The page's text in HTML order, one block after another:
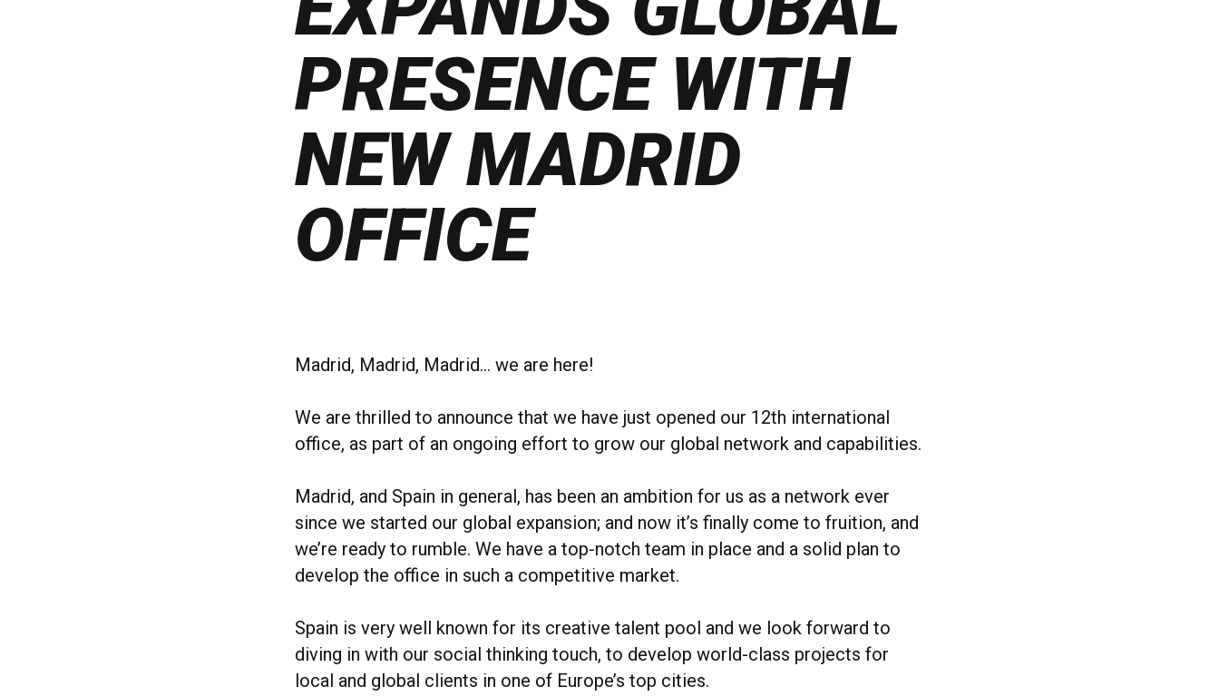
PRESENCE WITH
NEW MADRID
OFFICE
Madrid, Madrid, Madrid… we are here!
We are thrilled to announce that we have just opened our 12th international
office, as part of an ongoing effort to grow our global network and capabilities.
Madrid, and Spain in general, has been an ambition for us as a network ever
since we started our global expansion; and now it’s finally come to fruition, and
we’re ready to rumble. We have a top-notch team in place and a solid plan to
develop the office in such a competitive market.
Spain is very well known for its creative talent pool and we look forward to
diving in with our social thinking touch, to develop world-class projects for
local and global clients in one of Europe’s top cities.